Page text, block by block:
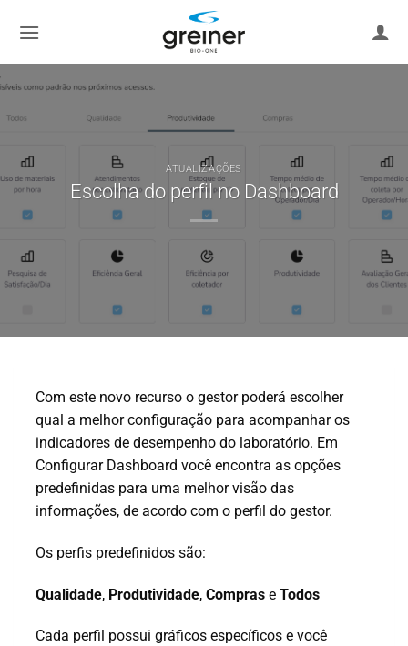
para
conteúdo
ATUALIZAÇÕES
Escolha do perfil no Dashboard
Com este novo recurso o gestor poderá escolher
qual a melhor configuração para acompanhar os
indicadores de desempenho do laboratório. Em
Configurar Dashboard você encontra as opções
predefinidas para uma melhor visão das
informações, de acordo com o perfil do gestor.
Os perfis predefinidos são:
Qualidade, Produtividade, Compras e Todos
Cada perfil possui gráficos específicos e você